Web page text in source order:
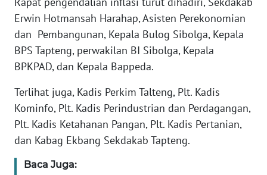
Erwin Hotmansah Harahap, Asisten Perekonomian
dan Pembangunan, Kepala Bulog Sibolga, Kepala
BPS Tapteng, perwakilan BI Sibolga, Kepala
BPKPAD, dan Kepala Bappeda.
Terlihat juga, Kadis Perkim Talteng, Plt. Kadis
Kominfo, Plt. Kadis Perindustrian dan Perdagangan,
Plt. Kadis Ketahanan Pangan, Plt. Kadis Pertanian,
dan Kabag Ekbang Sekdakab Tapteng.
Baca Juga:
WN
PAPUA
WN
PAPUA
WN
RIAU
SERAMBI